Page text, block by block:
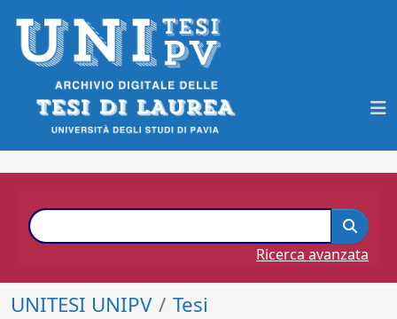
Ricerca avanzata
UNITESI UNIPV
Tesi